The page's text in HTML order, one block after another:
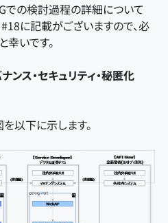
での検討過程の詳細について
#18に記載がございますので、必
いです。
ス・セキュリティ・秘匿化
以下に示します。